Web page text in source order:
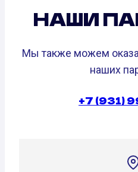
НАШИ
Мы также можем
наших
+7 (931)